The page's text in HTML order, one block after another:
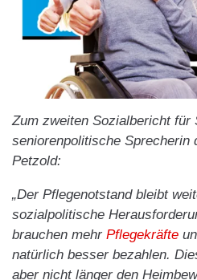
Zum zweiten Sozialbericht für
seniorenpolitische Sprecherin
Petzold:
„Der Pflegenotstand bleibt
sozialpolitische
brauchen mehr Pflegekräfte
natürlich besser bezahlen.
aber nicht länger den